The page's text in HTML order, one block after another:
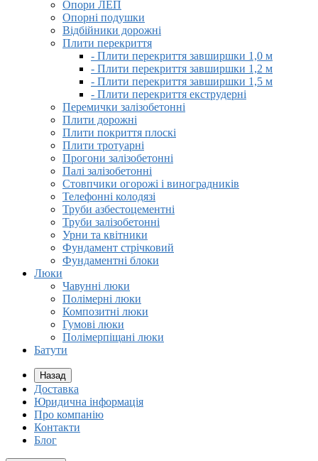
Опори ЛЕП
Опорні подушки
Відбійники дорожні
Плити перекриття
- Плити перекриття завширшки 1,0 м
- Плити перекриття завширшки 1,2 м
- Плити перекриття завширшки 1,5 м
- Плити перекриття екструдерні
Перемички залізобетонні
Плити дорожні
Плити покриття плоскі
Плити тротуарні
Прогони залізобетонні
Палі залізобетонні
Стовпчики огорожі і виноградників
Телефонні колодязі
Труби азбестоцементні
Труби залізобетонні
Урни та квітники
Фундамент стрічковий
Фундаментні блоки
Люки
Чавунні люки
Полімерні люки
Композитні люки
Гумові люки
Полімерпіщані люки
Батути
Назад
Доставка
Юридична інформація
Про компанію
Контакти
Блог